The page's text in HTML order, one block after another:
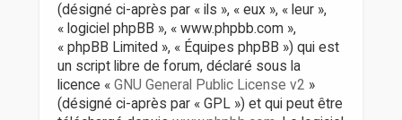
(désigné ci-après par « ils », « eux », « leur »,
« logiciel phpBB », « www.phpbb.com »,
« phpBB Limited », « Équipes phpBB ») qui est
un script libre de forum, déclaré sous la
licence « GNU General Public License v2 »
(désigné ci-après par « GPL ») et qui peut être